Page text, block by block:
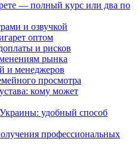
— полный курс или два по
и озвучкой
оптом
и рисков
рынка
и менеджеров
просмотра
кому может
удобный способ
профессиональных